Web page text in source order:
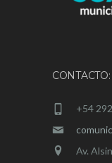
CONTACTO:
+54
Av.